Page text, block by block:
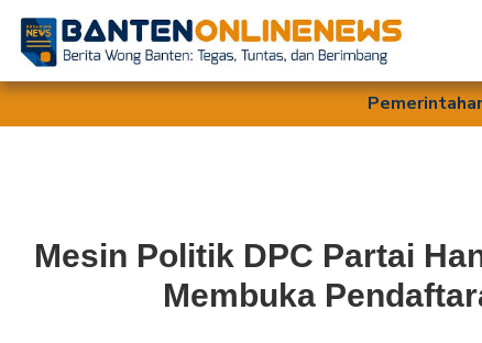
Mesin Politik DPC Partai
Membuka